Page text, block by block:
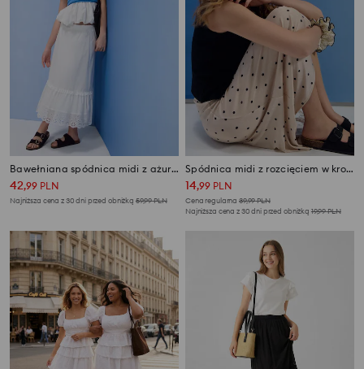
Bawełniana spódnica midi z ażurowymi elementami
42,99 PLN
Najniższa cena z 30 dni przed obniżką 59,99PLN
Spódnica midi z rozcięciem w kropki
14,99 PLN
Cena regularna 39,99PLN
Najniższa cena z 30 dni przed obniżką 19,99PLN